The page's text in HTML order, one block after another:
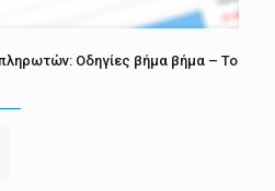
Οδηγίες βήμα βήμα – Το